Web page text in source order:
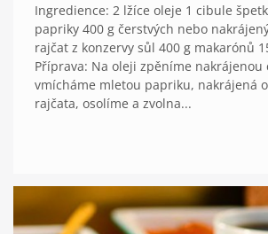
Ingredience: 2 lžíce oleje 1 cibule
papriky 400 g čerstvých nebo
rajčat z konzervy sůl 400 g makarónů
Příprava: Na oleji zpěníme nakrájenou
vmícháme mletou papriku, nakrájená
rajčata, osolíme a zvolna...